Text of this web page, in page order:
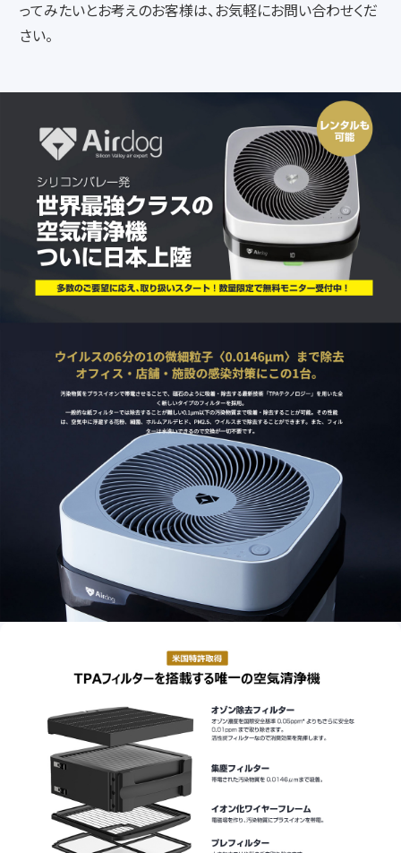
ってみたいとお考えのお客様は、お気軽にお問い合わせくだ
さい。